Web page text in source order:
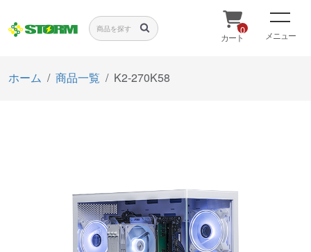
0
カート メニュー
ホーム 商品一覧 K2-270K58